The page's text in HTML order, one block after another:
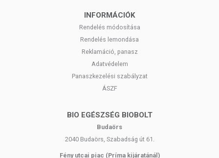
INFORMÁCIÓK
Rendelés módosítása
Rendelés lemondása
Reklamáció, panasz
Adatvédelem
Panaszkezelési szabályzat
ÁSZF
BIO EGÉSZSÉG BIOBOLT
Budaörs
2040 Budaörs, Szabadság út 61.
Fény utcai piac (Príma kijáratánál)